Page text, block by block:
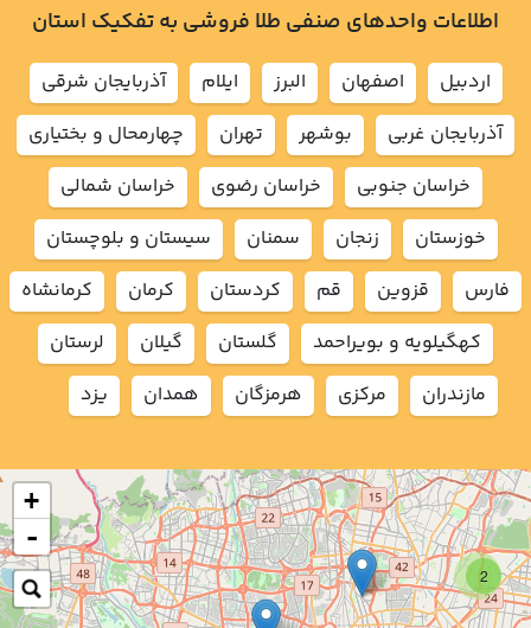
2
+
-
اطلاعات واحدهای صنفی طلا فروشی به تفکیک استان
اردبيل اصفهان البرز ايلام
آذربايجان شرقي
آذربايجان غربي
بوشهر تهران
چهارمحال و بختياري
خراسان جنوبي
خراسان رضوي
خراسان شمالي
خوزستان
زنجان سمنان
سيستان و بلوچستان
فارس
قزوين قم كردستان كرمان
كرمانشاه
كهگيلويه و بويراحمد
گلستان گيلان
لرستان
مازندران
مركزي هرمزگان همدان يزد